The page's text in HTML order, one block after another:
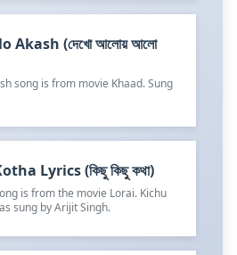
Akash (দেখো আলোয় আলো
song is from movie Khaad. Sung
Lyrics (কিছু কিছু কথা)
is from the movie Lorai. Kichu
sung by Arijit Singh.